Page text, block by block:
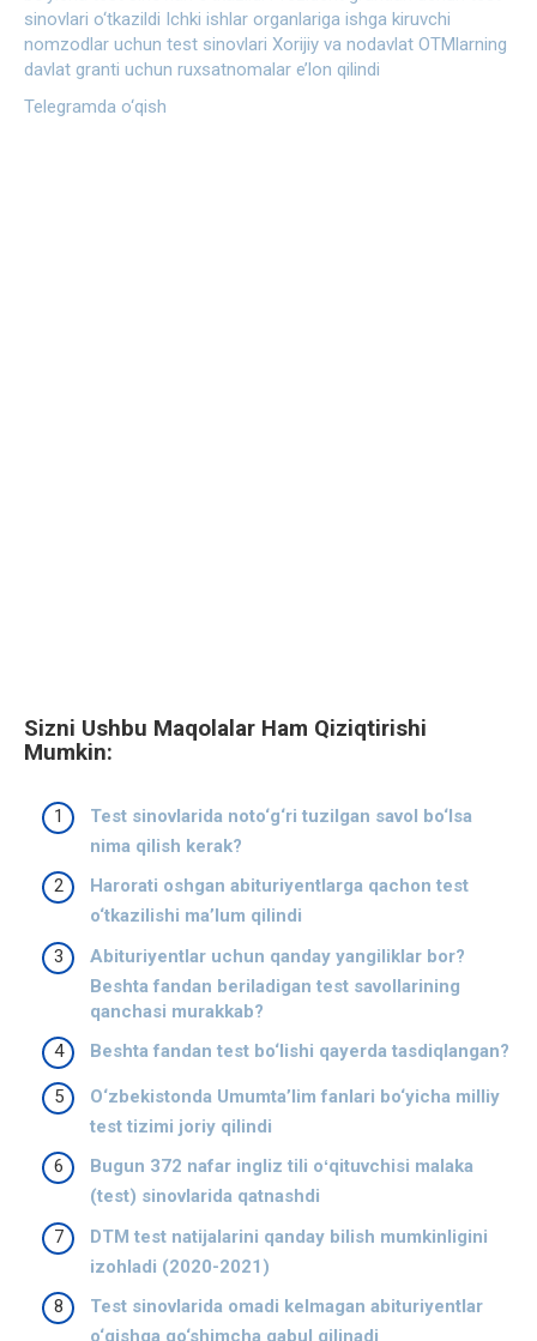
sinovlari o‘tkazildi Ichki ishlar organlariga ishga kiruvchi
nomzodlar uchun test sinovlari Xorijiy va nodavlat OTMlarning
davlat granti uchun ruxsatnomalar e’lon qilindi
Telegramda o‘qish
Sizni Ushbu Maqolalar Ham Qiziqtirishi
Mumkin:
Test sinovlarida noto‘g‘ri tuzilgan savol bo‘lsa
nima qilish kerak?
Harorati oshgan abituriyentlarga qachon test
o‘tkazilishi ma’lum qilindi
Abituriyentlar uchun qanday yangiliklar bor?
Beshta fandan beriladigan test savollarining
qanchasi murakkab?
Beshta fandan test bo‘lishi qayerda tasdiqlangan?
O‘zbekistonda Umumta’lim fanlari bo‘yicha milliy
test tizimi joriy qilindi
Bugun 372 nafar ingliz tili oʻqituvchisi malaka
(test) sinovlarida qatnashdi
DTM test natijalarini qanday bilish mumkinligini
izohladi (2020-2021)
Test sinovlarida omadi kelmagan abituriyentlar